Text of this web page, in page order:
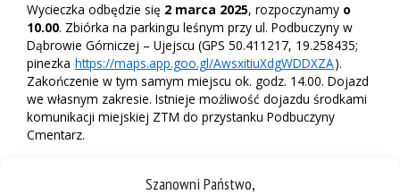
Szanowni Państwo,
Wycieczka odbędzie się 2 marca 2025, rozpoczynamy o
10.00. Zbiórka na parkingu leśnym przy ul. Podbuczyny w
Dąbrowie Górniczej – Ujejscu (GPS 50.411217, 19.258435;
pinezka https://maps.app.goo.gl/AwsxitiuXdgWDDXZA).
Zakończenie w tym samym miejscu ok. godz. 14.00. Dojazd
we własnym zakresie. Istnieje możliwość dojazdu środkami
komunikacji miejskiej ZTM do przystanku Podbuczyny
Cmentarz.